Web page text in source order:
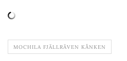
MOCHILA FJÄLLRÄVEN KÅNKEN